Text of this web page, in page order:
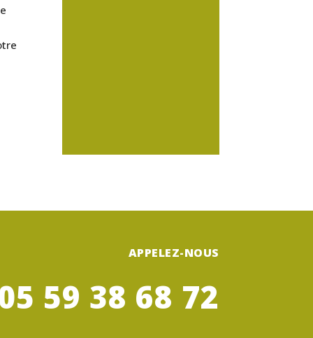
APPELEZ-NOUS
59 38 68 72